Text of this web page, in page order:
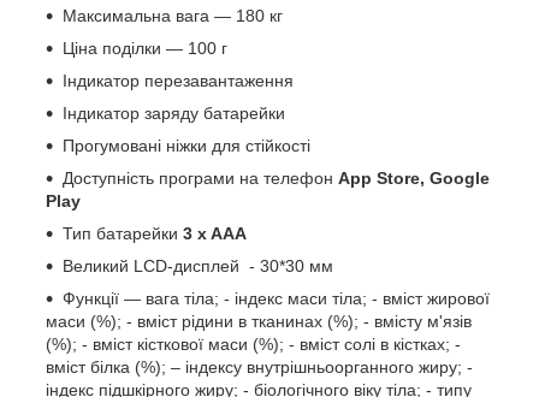
Максимальна вага — 180 кг
Ціна поділки — 100 г
Індикатор перезавантаження
Індикатор заряду батарейки
Прогумовані ніжки для стійкості
Доступність програми на телефон App Store, Google
Play
Тип батарейки 3 x AAA
Великий LCD-дисплей - 30*30 мм
Функції — вага тіла; - індекс маси тіла; - вміст жирової
маси (%); - вміст рідини в тканинах (%); - вмісту м'язів
(%); - вміст кісткової маси (%); - вміст солі в кістках; -
вміст білка (%); – індексу внутрішньоорганного жиру; -
індекс підшкірного жиру; - біологічного віку тіла; - типу